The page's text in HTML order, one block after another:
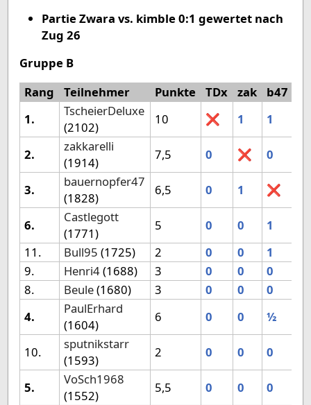
Partie Zwara vs. kimble 0:1 gewertet nach
Zug 26
Gruppe B
Rang
Teilnehmer Punkte TDx zak b47
1.
TscheierDeluxe
(2102)
10 ❌ 1 1
2.
zakkarelli
(1914)
7,5 0 ❌ 0
3.
bauernopfer47
(1828)
6,5 0 1 ❌
6.
Castlegott
(1771)
5 0 0 1
11.
Bull95 (1725) 2 0 0 1
9.
Henri4(1688) 3 0 0 0
8.
Beule(1680) 3 0 0 0
4.
PaulErhard
(1604)
6 0 0 ½
10.
sputnikstarr
(1593)
2 0 0 0
5.
VoSch1968
(1552)
5,5 0 0 0